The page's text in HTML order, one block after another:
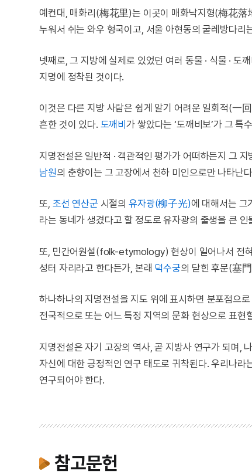
예컨대, 매화리(梅花里)는 이곳이 매화낙지형(梅花
누워서 쉬는 와우 형국이고, 서울 아현동의 굴레방다
넷째로, 그 지방에 실제로 있었던 여러 동물 · 식물 · 도
지명에 정착된 것이다.
이것은 다른 지방 사람은 쉽게 알기 어려운 일회적(一
흔한 것이 있다. 도깨비가 쌓았다는 ‘도깨비보’가 그 특
지명전설은 일반적 · 객관적인 평가가 어떠하든지 그
남원의 춘향이는 그 고장에서 천하 미인으로만 나타난
또, 조선 연산군 시절의 유자광(柳子光)에 대해서는 그
라는 동네가 생겼다고 할 정도로 유자광의 출생을 큰
또, 민간어원설(folk-etymology) 현상이 일어나서 전
성터 자리라고 한다든가, 본래 덕수궁의 닫힌 후문(塞
하나하나의 지명전설을 지도 위에 표시하면 분포점으
전국적으로 또는 어느 특정 지역의 문화 현상으로 표현
지명전설은 자기 고장의 역사, 곧 지방사 연구가 되며,
자신에 대한 긍정적인 연구 태도로 귀착된다. 우리나
연구되어야 한다.
참고문헌